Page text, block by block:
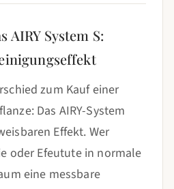
System S:
zum Kauf einer
Das AIRY-System
Effekt. Wer
oder Efeutute in normale
eine messbare